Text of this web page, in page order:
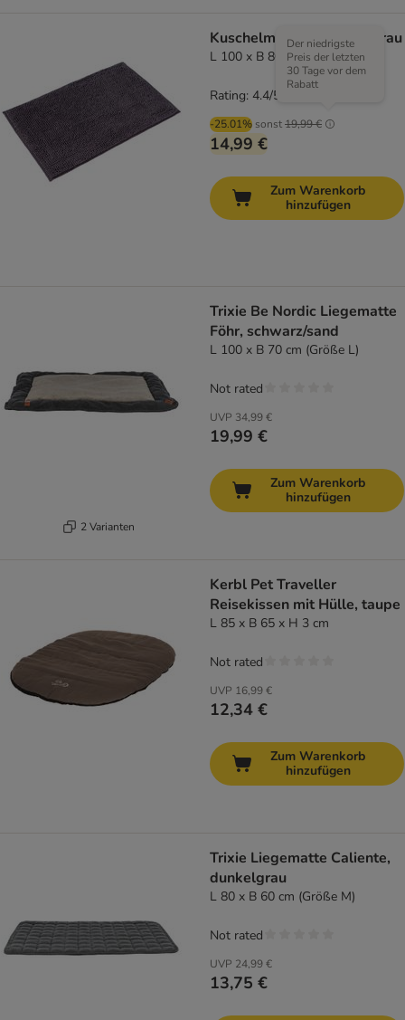
Kuschelmatte Frinchillo grau
L 100 x B 80 cm
-25.01% sonst19,99 €
Der niedrigste
Preis der letzten
30 Tage vor dem
Rabatt
14,99 €
Rating: 4.4/5
Zum Warenkorb
hinzufügen
2 Varianten
Trixie Be Nordic Liegematte
Föhr, schwarz/sand
L 100 x B 70 cm (Größe L)
UVP 34,99 €
19,99 €
Not rated
Zum Warenkorb
hinzufügen
Kerbl Pet Traveller
Reisekissen mit Hülle, taupe
L 85 x B 65 x H 3 cm
UVP 16,99 €
12,34 €
Not rated
Zum Warenkorb
hinzufügen
Trixie Liegematte Caliente,
dunkelgrau
L 80 x B 60 cm (Größe M)
UVP 24,99 €
13,75 €
Not rated